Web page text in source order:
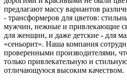
предлагают массу вариантов
- трансформеров для цветов:
мужчин, нежные и привлекающие
для женщин, и даже детские - для
«сеньорит». Наша компания
проверенными производителями,
только привлекательную и
отличающуюся высоким качеством.